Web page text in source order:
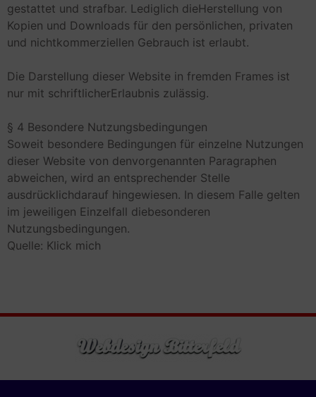
gestattet und strafbar. Lediglich dieHerstellung von
Kopien und Downloads für den persönlichen, privaten
und nichtkommerziellen Gebrauch ist erlaubt.
Die Darstellung dieser Website in fremden Frames ist
nur mit schriftlicherErlaubnis zulässig.
§ 4 Besondere Nutzungsbedingungen
Soweit besondere Bedingungen für einzelne Nutzungen
dieser Website von denvorgenannten Paragraphen
abweichen, wird an entsprechender Stelle
ausdrücklichdarauf hingewiesen. In diesem Falle gelten
im jeweiligen Einzelfall diebesonderen
Nutzungsbedingungen.
Quelle: Klick mich